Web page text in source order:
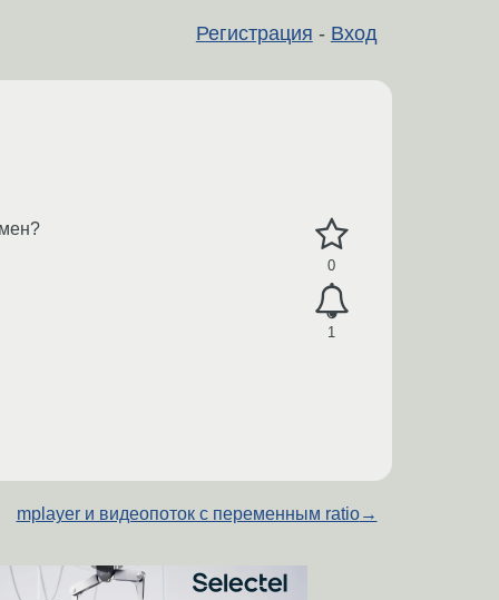
Регистрация - Вход
0
1
mplayer и видеопоток с переменным ratio→